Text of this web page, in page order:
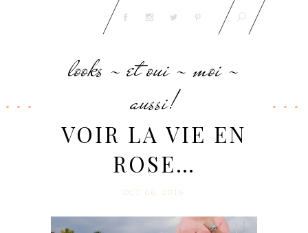
looks - et oui - moi -
aussi!
VOIR LA VIE EN
ROSE…
OCT 06. 2016